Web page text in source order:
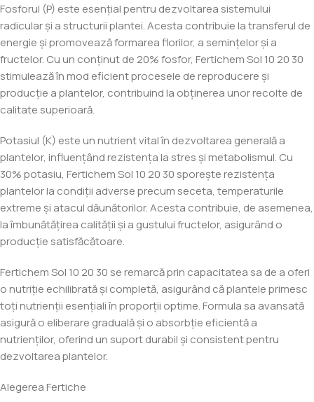
Fosforul (P) este esențial pentru dezvoltarea sistemului
radicular și a structurii plantei. Acesta contribuie la transferul de
energie și promovează formarea florilor, a semințelor și a
fructelor. Cu un conținut de 20% fosfor, Fertichem Sol 10 20 30
stimulează în mod eficient procesele de reproducere și
producție a plantelor, contribuind la obținerea unor recolte de
calitate superioară.
Potasiul (K) este un nutrient vital în dezvoltarea generală a
plantelor, influențând rezistența la stres și metabolismul. Cu
30% potasiu, Fertichem Sol 10 20 30 sporește rezistența
plantelor la condiții adverse precum seceta, temperaturile
extreme și atacul dăunătorilor. Acesta contribuie, de asemenea,
la îmbunătățirea calității și a gustului fructelor, asigurând o
producție satisfăcătoare.
Fertichem Sol 10 20 30 se remarcă prin capacitatea sa de a oferi
o nutriție echilibrată și completă, asigurând că plantele primesc
toți nutrienții esențiali în proporții optime. Formula sa avansată
asigură o eliberare graduală și o absorbție eficientă a
nutrienților, oferind un suport durabil și consistent pentru
dezvoltarea plantelor.
Alegerea Fertiche